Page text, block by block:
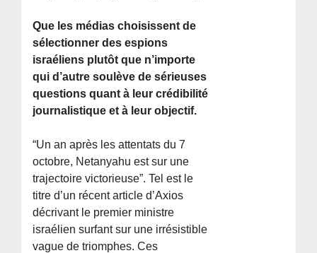
Que les médias choisissent de
sélectionner des espions
israéliens plutôt que n’importe
qui d’autre soulève de sérieuses
questions quant à leur crédibilité
journalistique et à leur objectif.
“Un an après les attentats du 7
octobre, Netanyahu est sur une
trajectoire victorieuse”. Tel est le
titre d’un récent article d’Axios
décrivant le premier ministre
israélien surfant sur une irrésistible
vague de triomphes. Ces